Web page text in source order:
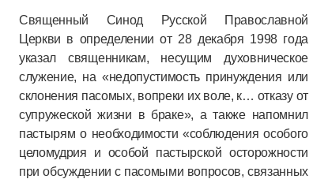
Священный Синод Русской Православной
Церкви в определении от 28 декабря 1998 года
указал священникам, несущим духовническое
служение, на «недопустимость принуждения или
склонения пасомых, вопреки их воле, к… отказу от
супружеской жизни в браке», а также напомнил
пастырям о необходимости «соблюдения особого
целомудрия и особой пастырской осторожности
при обсуждении с пасомыми вопросов, связанных